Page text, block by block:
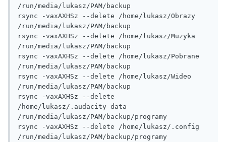
/run/media/lukasz/PAM/backup
rsync -vaxAXHSz --delete /home/lukasz/Obrazy
/run/media/lukasz/PAM/backup
rsync -vaxAXHSz --delete /home/lukasz/Muzyka
/run/media/lukasz/PAM/backup
rsync -vaxAXHSz --delete /home/lukasz/Pobrane
/run/media/lukasz/PAM/backup
rsync -vaxAXHSz --delete /home/lukasz/Wideo
/run/media/lukasz/PAM/backup
rsync -vaxAXHSz --delete
/home/lukasz/.audacity-data
/run/media/lukasz/PAM/backup/programy
rsync -vaxAXHSz --delete /home/lukasz/.config
/run/media/lukasz/PAM/backup/programy